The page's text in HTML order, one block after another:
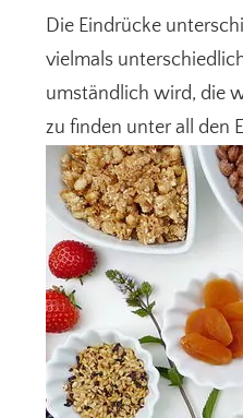
Die Eindrücke
vielmals
umständlich wird, die
zu finden unter all den